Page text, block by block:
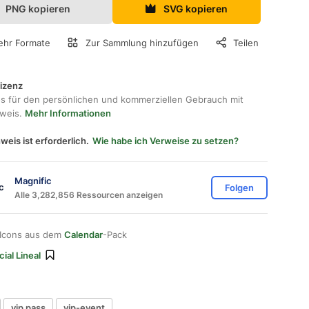
PNG kopieren SVG kopieren
Formate Zur Sammlung hinzufügen Teilen
für den persönlichen und kommerziellen Gebrauch mit
Mehr Informationen
ist erforderlich. Wie habe ich Verweise zu setzen?
Magnific
Alle 3,282,856 Ressourcen anzeigen
Folgen
aus dem Calendar-Pack
Lineal